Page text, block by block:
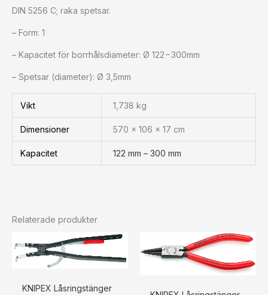
DIN 5256 C; raka spetsar.
– Form: 1
– Kapacitet för borrhålsdiameter: Ø 122 – 300mm
– Spetsar (diameter): Ø 3,5mm
Vikt 1,738 kg
Dimensioner 570 × 106 × 17 cm
Kapacitet 122 mm – 300 mm
Relaterade produkter
KNIPEX Låsringstänger